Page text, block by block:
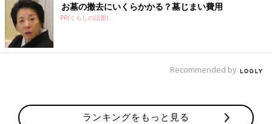
お墓の撤去にいくらかかる？墓じまい費用
PR(くらしの話題)
Recommended by
ランキングをもっと見る